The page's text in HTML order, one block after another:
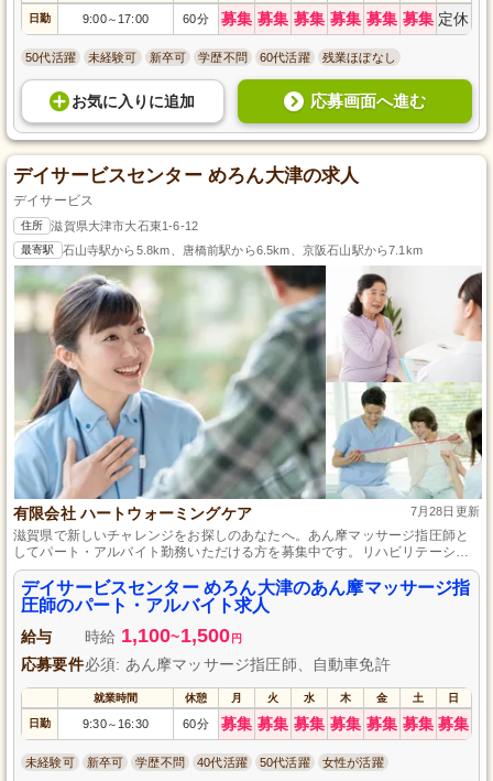
日勤 9:00～ 17:00 60分 募集 募集 募集 募集 募集 募集 定休
50代活躍 未経験可 新卒可 学歴不問 60代活躍 残業ほぼなし
お気に入り に追加 応募画面へ進む
デイサービスセンター めろん大津の求人
デイサービス
住所 滋賀県大津市大石東1-6-12
最寄駅 石山寺駅から5.8km、唐橋前駅から6.5km、京阪石山駅から7.1km
有限会社 ハートウォーミングケア 7月28日更新
滋賀県で新しいチャレンジをお探しのあなたへ。あん摩マッサージ指圧師と
してパート・アルバイト勤務いただける方を募集中です。リハビリテーショ
ン業務全般と送迎業務を担当し、地域の方々の自立をサポートします。資格
があれば経験は不問で、出産休暇や育児休暇の制度も充実しており、安心し
て長期で働ける環境を整えています。
デイサービスセンター めろん大津のあん摩マッサージ指
圧師のパート・アルバイト求人
給与 時給 1,100~1,500 円
応募要件必須: あん摩マッサージ指圧師、自動車免許
就業時間 休憩 月 火 水 木 金 土 日
日勤 9:30～ 16:30 60分 募集 募集 募集 募集 募集 募集 募集
未経験可 新卒可 学歴不問 40代活躍 50代活躍 女性が活躍